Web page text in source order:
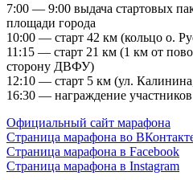
7:00 — 9:00 выдача стартовых
площади города
10:00 — старт 42 км (кольцо о.
11:15 — старт 21 км (1 км от
сторону ДВФУ)
12:10 — старт 5 км (ул.
16:30 — награждение участников
Официальный сайт марафона
Страница марафона во
Страница марафона в Facebook
Страница марафона в Instagram